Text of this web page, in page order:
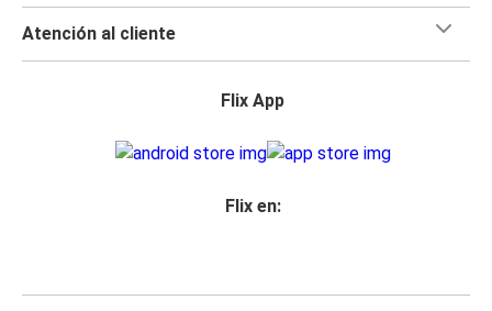
Atención al cliente
Flix App
Flix en: